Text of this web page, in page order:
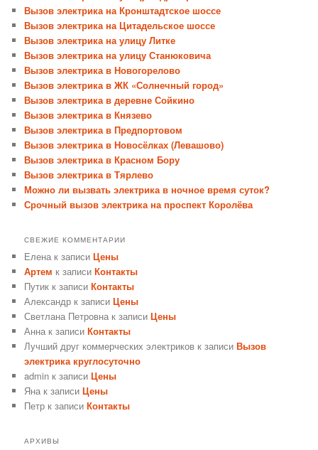
Вызов электрика на Кронштадтское шоссе
Вызов электрика на Цитадельское шоссе
Вызов электрика на улицу Литке
Вызов электрика на улицу Станюковича
Вызов электрика в Новогорелово
Вызов электрика в ЖК «Солнечный город»
Вызов электрика в деревне Сойкино
Вызов электрика в Князево
Вызов электрика в Предпортовом
Вызов электрика в Новосёлках (Левашово)
Вызов электрика в Красном Бору
Вызов электрика в Тярлево
Можно ли вызвать электрика в ночное время суток?
Срочный вызов электрика на проспект Королёва
СВЕЖИЕ КОММЕНТАРИИ
Елена к записиЦены
Артем к записиКонтакты
Путик к записиКонтакты
Александр к записиЦены
Светлана Петровна к записиЦены
Анна к записиКонтакты
Лучший друг коммерческих электриков к записиВызов
электрика круглосуточно
admin к записиЦены
Яна к записиЦены
Петр к записиКонтакты
АРХИВЫ